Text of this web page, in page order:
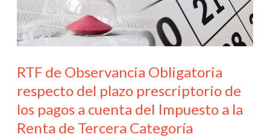
RTF de Observancia Obligatoria
respecto del plazo prescriptorio de
los pagos a cuenta del Impuesto a la
Renta de Tercera Categoría
del
plazo
prescriptorio
de
pagos
a